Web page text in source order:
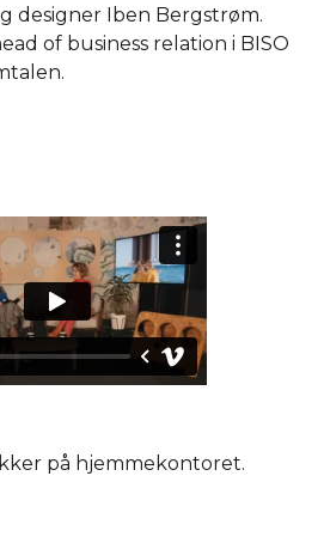
designer Iben Bergstrøm.
of business relation i BISO
på hjemmekontoret.